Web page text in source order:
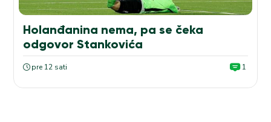
Holanđanina nema, pa se čeka
odgovor Stankovića
pre 12 sati 1